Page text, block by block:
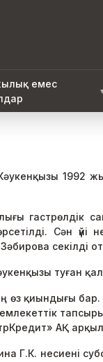
емес
1992
гастрөлдік
Сән үйі
секілді
туған
қиындығы бар.
мемлекеттік
АҚ
Г.К. несиені